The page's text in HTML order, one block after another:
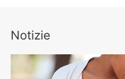
Notizie